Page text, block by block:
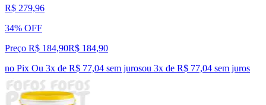
R$ 279,96
34% OFF
Preço R$ 184,90R$ 184,90
no Pix Ou 3x de R$ 77,04 sem jurosou 3x de R$ 77,04 sem juros